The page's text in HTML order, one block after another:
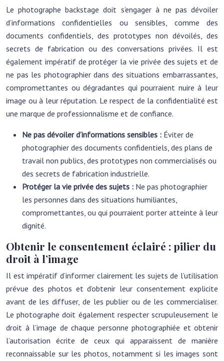
Le photographe backstage doit s’engager à ne pas dévoiler
d’informations confidentielles ou sensibles, comme des
documents confidentiels, des prototypes non dévoilés, des
secrets de fabrication ou des conversations privées. Il est
également impératif de protéger la vie privée des sujets et de
ne pas les photographier dans des situations embarrassantes,
compromettantes ou dégradantes qui pourraient nuire à leur
image ou à leur réputation. Le respect de la confidentialité est
une marque de professionnalisme et de confiance.
Ne pas dévoiler d’informations sensibles : Éviter de
photographier des documents confidentiels, des plans de
travail non publics, des prototypes non commercialisés ou
des secrets de fabrication industrielle.
Protéger la vie privée des sujets : Ne pas photographier
les personnes dans des situations humiliantes,
compromettantes, ou qui pourraient porter atteinte à leur
dignité.
Obtenir le consentement éclairé : pilier du
droit à l’image
Il est impératif d’informer clairement les sujets de l’utilisation
prévue des photos et d’obtenir leur consentement explicite
avant de les diffuser, de les publier ou de les commercialiser.
Le photographe doit également respecter scrupuleusement le
droit à l’image de chaque personne photographiée et obtenir
l’autorisation écrite de ceux qui apparaissent de manière
reconnaissable sur les photos, notamment si les images sont